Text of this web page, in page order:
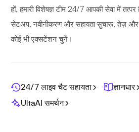
हों, हमारी विशेषज्ञ टीम 24/7 आपकी सेवा में
सेटअप, नवीनीकरण और सहायता सुचारू, तेज़ और
कोई भी एक्सटेंशन चुनें।
24/7 लाइव चैट सहायता ज्ञानधार
UltaAI समर्थन